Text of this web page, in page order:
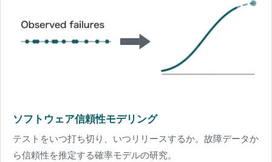
ソフトウェア信頼性モデリング
テストをいつ打ち切り、いつリリースするか。故障データか
ら信頼性を推定する確率モデルの研究。